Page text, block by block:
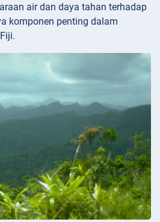
air dan daya tahan terhadap
komponen penting dalam